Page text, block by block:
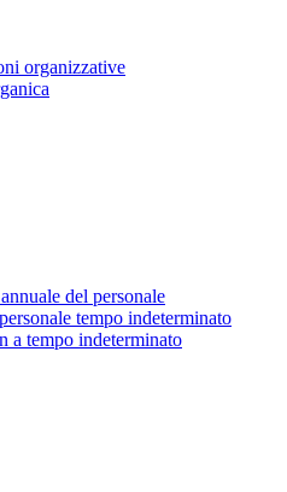
organizzative
del personale
tempo indeterminato
a tempo indeterminato